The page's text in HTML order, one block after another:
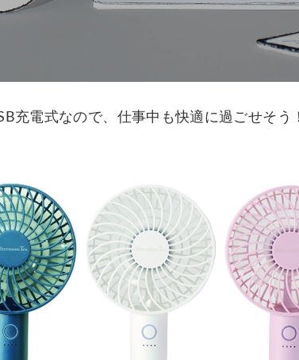
充電式なので、仕事中も快適に過ごせそう！